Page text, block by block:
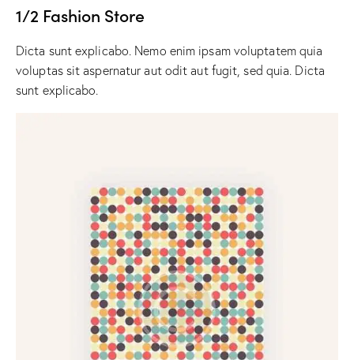
1/2 Fashion Store
Dicta sunt explicabo. Nemo enim ipsam voluptatem quia
voluptas sit aspernatur aut odit aut fugit, sed quia. Dicta
sunt explicabo.